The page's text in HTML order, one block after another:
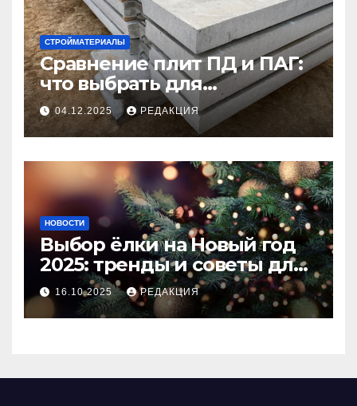
СТРОЙМАТЕРИАЛЫ
Сравнение плит ПД и ПАГ:
что выбрать для
долговечного и прочного
покрытия
04.12.2025 РЕДАКЦИЯ
НОВОСТИ
Выбор ёлки на Новый год
2025: тренды и советы для
идеального праздника
16.10.2025 РЕДАКЦИЯ